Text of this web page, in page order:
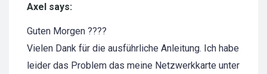
Axel says:
Guten Morgen ????
Vielen Dank für die ausführliche Anleitung. Ich habe
leider das Problem das meine Netzwerkkarte unter